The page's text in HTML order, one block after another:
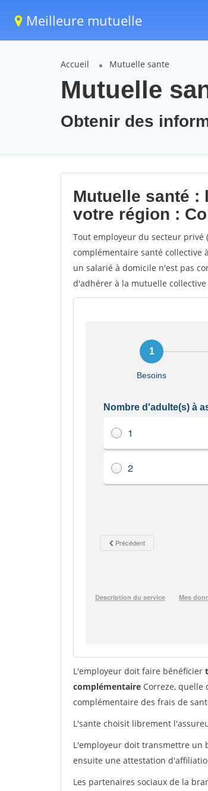
Meilleure mutuelle
Accueil Mutuelle sante
Mutuelle
Obtenir des
Mutuelle santé
votre région :
Tout employeur du secteur privé
complémentaire santé collective
un salarié à domicile n'est pas
d'adhérer à la mutuelle
L'employeur doit faire bénéficier
complémentaire Correze,
complémentaire des frais de
L'sante choisit librement
L'employeur doit transmettre un
ensuite une attestation
Les partenaires sociaux de la